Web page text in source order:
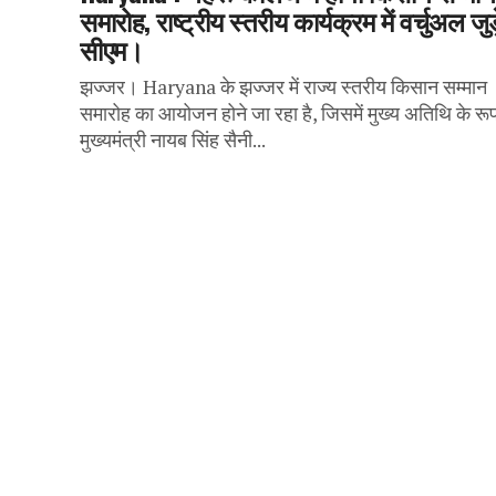
समारोह, राष्ट्रीय स्तरीय कार्यक्रम में वर्चुअल
सीएम।
झज्जर। Haryana के झज्जर में राज्य स्तरीय किसान सम्मान
समारोह का आयोजन होने जा रहा है, जिसमें मुख्य अतिथि के
मुख्यमंत्री नायब सिंह सैनी...